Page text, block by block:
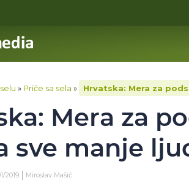
» Priče sa sela » Hrvatska: Mera za
Mera za
sve manje
2019 Miroslav Mašić